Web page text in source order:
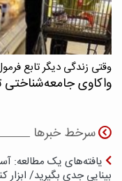
وقتی زندگی دیگر تابع
واکاوی جامعه‌شناختی
سرخط خبرها
یافته‌های یک مطالعه:
بینایی جدی بگیرید/